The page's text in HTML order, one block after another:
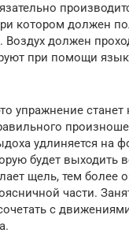
котором должен
Воздух должен
при помощи
упражнение станет
удлиняется на
будет выходить
щель, тем более
части.
с